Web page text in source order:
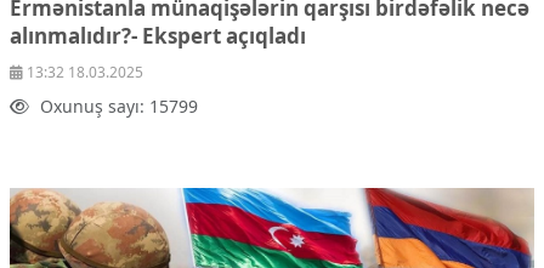
Çarpaz baxış
Təhlil
Siyasi
Geosiyasi
Araşdırma
Multimedia
Ermənistanla münaqişələrin qarşısı birdəfəlik necə
alınmalıdır?- Ekspert açıqladı
13:32 18.03.2025
Oxunuş sayı: 15799